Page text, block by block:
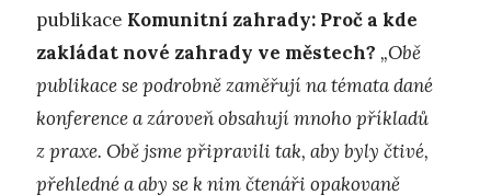
publikace Komunitní zahrady: Proč a kde
zakládat nové zahrady ve městech? „Obě
publikace se podrobně zaměřují na témata dané
konference a zároveň obsahují mnoho příkladů
z praxe. Obě jsme připravili tak, aby byly čtivé,
přehledné a aby se k nim čtenáři opakovaně